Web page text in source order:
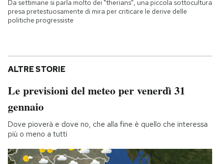
Da settimane si parla molto dei "therians", una piccola sottocultura
presa pretestuosamente di mira per criticare le derive delle
politiche progressiste
ALTRE STORIE
Le previsioni del meteo per venerdì 31
gennaio
Dove pioverà e dove no, che alla fine è quello che interessa
più o meno a tutti